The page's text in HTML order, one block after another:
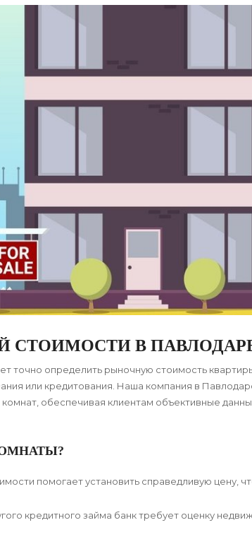
СТОИМОСТИ В
точно определить рыночную стоимость
или кредитования. Наша компания в
обеспечивая клиентам объективные
помогает установить справедливую цену,
кредитного займа банк требует оценку